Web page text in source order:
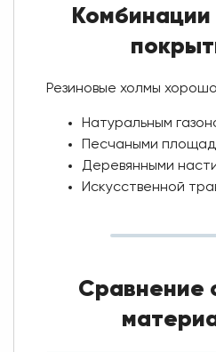
Комбинации
Резиновые холмы
Натуральным
Песчаными
Деревянными
Искусственной
Сравнение